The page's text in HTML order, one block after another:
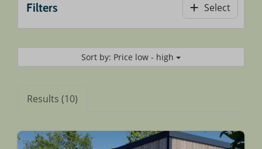
Filters Select
Sort by: Price low - high
Results (10)